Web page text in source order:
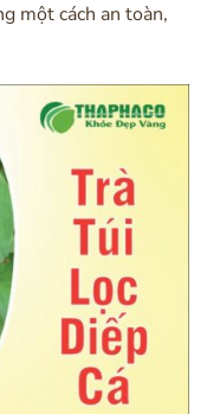
một cách an toàn,